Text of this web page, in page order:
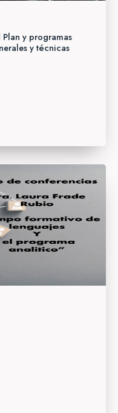
y programas
y técnicas